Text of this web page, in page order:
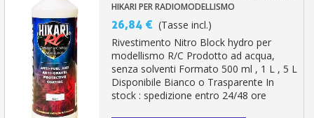
HIKARI PER RADIOMODELLISMO
26,84 € (Tasse incl.)
Rivestimento Nitro Block hydro per
modellismo R/C Prodotto ad acqua,
senza solventi Formato 500 ml , 1 L , 5 L
Disponibile Bianco o Trasparente In
stock : spedizione entro 24/48 ore